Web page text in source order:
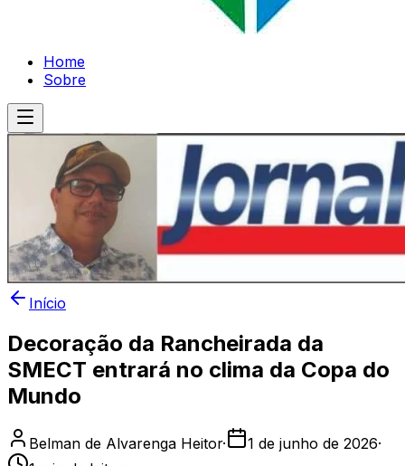
Home
Sobre
Início
Decoração da Rancheirada da
SMECT entrará no clima da Copa do
Mundo
Belman de Alvarenga Heitor· 1 de junho de 2026·